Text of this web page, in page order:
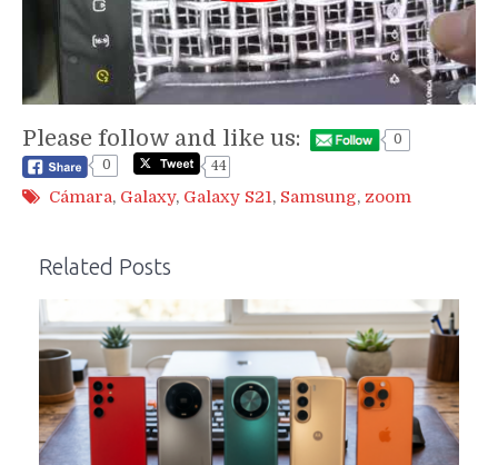
Please follow and like us:
0
0
44
Cámara, Galaxy, Galaxy S21, Samsung, zoom
Related Posts